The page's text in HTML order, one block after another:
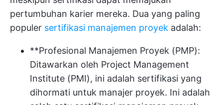
pertumbuhan karier mereka. Dua yang paling
populer sertifikasi manajemen proyek adalah:
**Profesional Manajemen Proyek (PMP):
Ditawarkan oleh Project Management
Institute (PMI), ini adalah sertifikasi yang
dihormati untuk manajer proyek. Ini adalah